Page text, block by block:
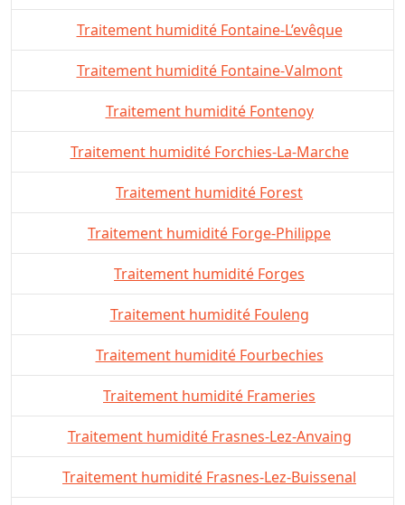
Traitement humidité Fontaine-L’evêque
Traitement humidité Fontaine-Valmont
Traitement humidité Fontenoy
Traitement humidité Forchies-La-Marche
Traitement humidité Forest
Traitement humidité Forge-Philippe
Traitement humidité Forges
Traitement humidité Fouleng
Traitement humidité Fourbechies
Traitement humidité Frameries
Traitement humidité Frasnes-Lez-Anvaing
Traitement humidité Frasnes-Lez-Buissenal